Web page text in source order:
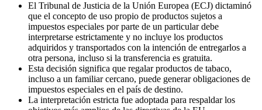
El Tribunal de Justicia de la Unión Europea (ECJ) dictaminó
que el concepto de uso propio de productos sujetos a
impuestos especiales por parte de un particular debe
interpretarse estrictamente y no incluye los productos
adquiridos y transportados con la intención de entregarlos a
otra persona, incluso si la transferencia es gratuita.
Esta decisión significa que regalar productos de tabaco,
incluso a un familiar cercano, puede generar obligaciones de
impuestos especiales en el país de destino.
La interpretación estricta fue adoptada para respaldar los